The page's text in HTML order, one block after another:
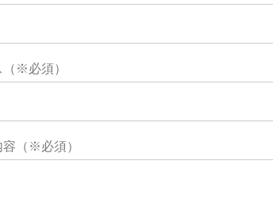
（※必須）
（※必須）